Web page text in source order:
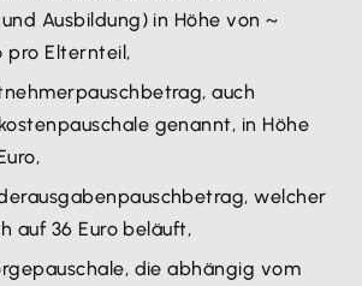
Ausbildung) in Höhe von ~
pro Elternteil,
auch
genannt, in Höhe
welcher
auf 36 Euro beläuft,
die abhängig vom